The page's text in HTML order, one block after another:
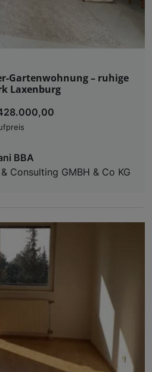
Gartenwohnung – ruhige
Laxenburg
BBA
Consulting GMBH & Co KG